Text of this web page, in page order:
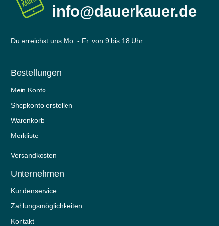
info@dauerkauer.de
Du erreichst uns Mo. - Fr. von 9 bis 18 Uhr
Bestellungen
Mein Konto
Shopkonto erstellen
Warenkorb
Merkliste
Versandkosten
Unternehmen
Kundenservice
Zahlungsmöglichkeiten
Kontakt